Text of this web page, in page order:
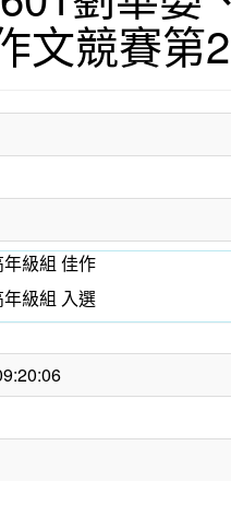
文競賽第
級組 佳作
級組 入選